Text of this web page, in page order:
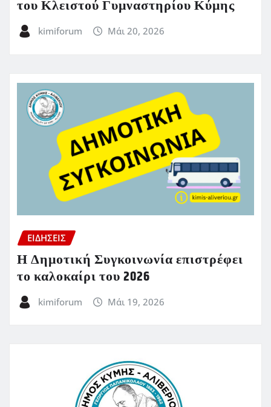
του Κλειστού Γυμναστηρίου Κύμης
kimiforum Μάι 20, 2026
ΕΙΔΗΣΕΙΣ
Η Δημοτική Συγκοινωνία επιστρέφει
το καλοκαίρι του 2026
kimiforum Μάι 19, 2026